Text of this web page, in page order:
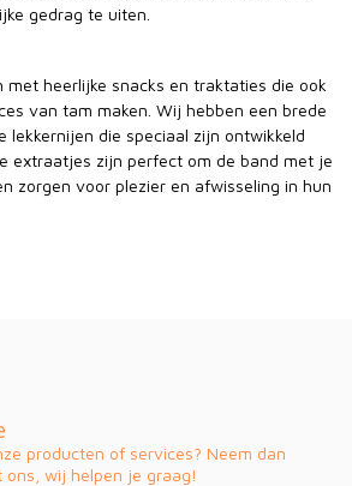
gedrag te uiten.
met heerlijke snacks en traktaties die ook
van tam maken. Wij hebben een brede
lekkernijen die speciaal zijn ontwikkeld
extraatjes zijn perfect om de band met je
zorgen voor plezier en afwisseling in hun
producten of services? Neem dan
wij helpen je graag!